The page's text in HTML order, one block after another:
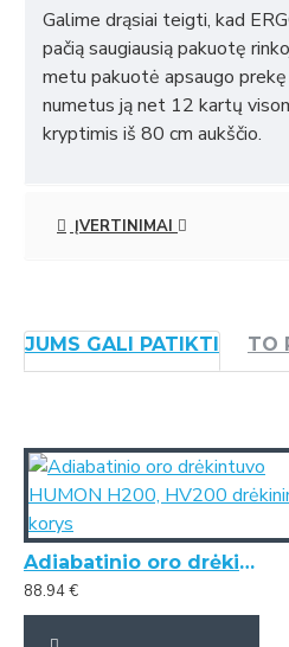
Galime drąsiai teigti, kad
pačią saugiausią pakuotę
metu pakuotė apsaugo prekę
numetus ją net 12 kartų
kryptimis iš 80 cm aukščio.
ĮVERTINIMAI
JUMS GALI PATIKTI TO
Adiabatinio oro drėkintuvo HUMON H200, HV200 drėkinimo korys
88.94 €